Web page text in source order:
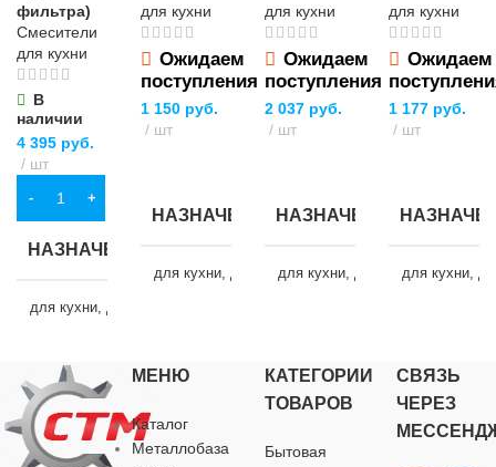
фильтра)
Смесители
для кухни
В
наличии
4 395 руб.
шт
В КОРЗИНУ
НАЗНАЧЕНИЕ
для кухни
ТИП ТОВАРА
смеситель
для кухни
Ожидаем
поступления
1 150 руб.
шт
НАЗНАЧЕНИЕ
для кухни для кухни (мойки)
ТИП СМЕСИТЕЛЯ
двухрычажный
для кухни
Ожидаем
поступления
2 037 руб.
шт
НАЗНАЧЕНИЕ
для кухни для кухни (мойки)
ТИП СМЕСИТЕЛЯ
однорычажный
для кухни
Ожидаем
1 177 руб.
шт
для кухни
ТИП
МЕНЮ
Каталог
Металлобаза
КАТЕГОРИИ
ТОВАРОВ
Бытовая
СВЯЗЬ
ЧЕРЕЗ